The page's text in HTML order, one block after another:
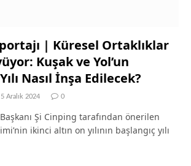
| Küresel Ortaklıklar
Kuşak ve Yol’un
Nasıl İnşa Edilecek?
5 Aralık 2024 0
Şi Cinping tarafından önerilen
ikinci altın on yılının başlangıç yılı